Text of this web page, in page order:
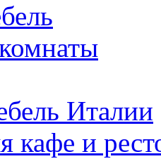
Италии
кафе и